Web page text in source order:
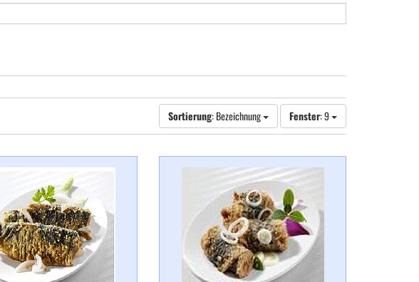
Sortierung: Bezeichnung Fenster: 9